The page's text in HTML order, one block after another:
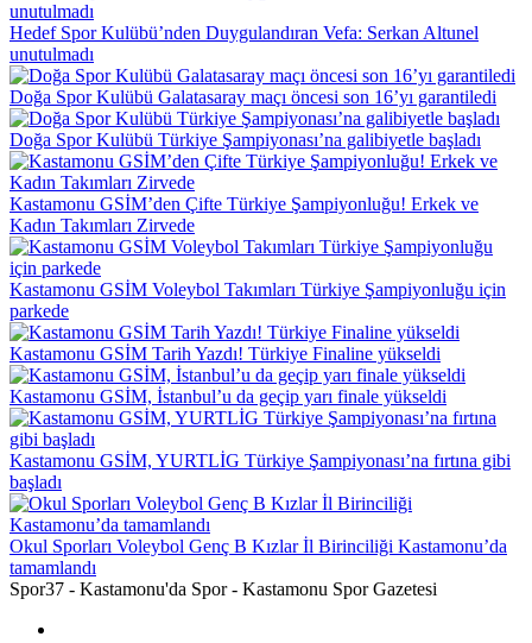
Hedef Spor Kulübü’nden Duygulandıran Vefa: Serkan Altunel
unutulmadı
Doğa Spor Kulübü Galatasaray maçı öncesi son 16’yı garantiledi
Doğa Spor Kulübü Türkiye Şampiyonası’na galibiyetle başladı
Kastamonu GSİM’den Çifte Türkiye Şampiyonluğu! Erkek ve
Kadın Takımları Zirvede
Kastamonu GSİM Voleybol Takımları Türkiye Şampiyonluğu için
parkede
Kastamonu GSİM Tarih Yazdı! Türkiye Finaline yükseldi
Kastamonu GSİM, İstanbul’u da geçip yarı finale yükseldi
Kastamonu GSİM, YURTLİG Türkiye Şampiyonası’na fırtına gibi
başladı
Okul Sporları Voleybol Genç B Kızlar İl Birinciliği Kastamonu’da
tamamlandı
Spor37 - Kastamonu'da Spor - Kastamonu Spor Gazetesi